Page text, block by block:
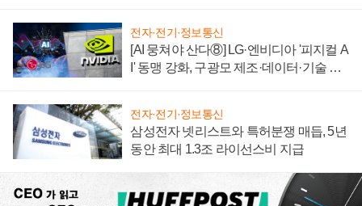
전자·전기·정보통신
[AI 뭉쳐야 산다⑧] LG·엔비디아 '피지컬 A
I' 동맹 강화, 구광모 제조·데이터·기술 결
전자·전기·정보통신
삼성전자 넷리스트와 특허분쟁 매듭, 5년
동안 최대 1.3조 라이선스비 지급